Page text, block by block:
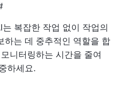
복잡한 작업 없이 작업의
하는 데 중추적인 역할을 합
니터링하는 시간을 줄여
하세요.